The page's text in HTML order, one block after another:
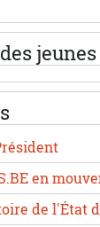
en
de l'État